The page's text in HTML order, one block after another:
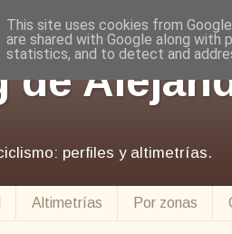
de
perfiles y altimetrías.
Altimetrías Por zonas
This site uses cookies from
are shared with Google along
statistics, and to detect and